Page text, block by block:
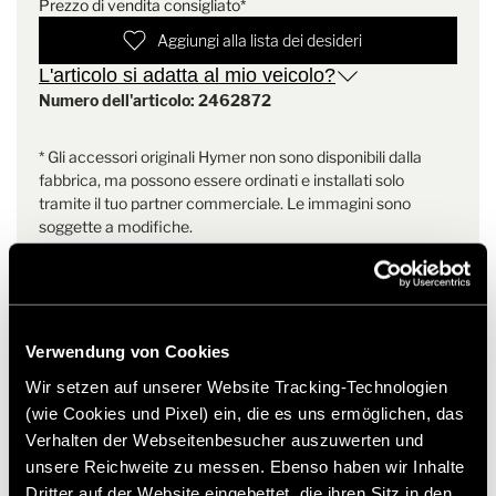
Verwendung von Cookies
Wir setzen auf unserer Website Tracking-Technologien
(wie Cookies und Pixel) ein, die es uns ermöglichen, das
Verhalten der Webseitenbesucher auszuwerten und
unsere Reichweite zu messen. Ebenso haben wir Inhalte
permeabile all'aria di 4 mm sul retro, in modo che il calore
corporeo possa essere dissipato verso la parte posteriore e che si
possa stare comodamente seduti anche durante i lunghi viaggi.
rinforzate nell'area di ingresso, in modo che non si allentino a
lungo termine. Il design si abbina agli interni della cabina e si
integra armoniosamente con le aree di soggiorno dei gruppi di
sedili posteriori.
Peso 1.8 kg
Prezzo di vendita consigliato*
Aggiungi alla lista dei desideri
L'articolo si adatta al mio veicolo?
Numero dell'articolo: 2462872
* Gli accessori originali Hymer non sono disponibili dalla
fabbrica, ma possono essere ordinati e installati solo
tramite il tuo partner commerciale. Le immagini sono
soggette a modifiche.
Prodotti simili